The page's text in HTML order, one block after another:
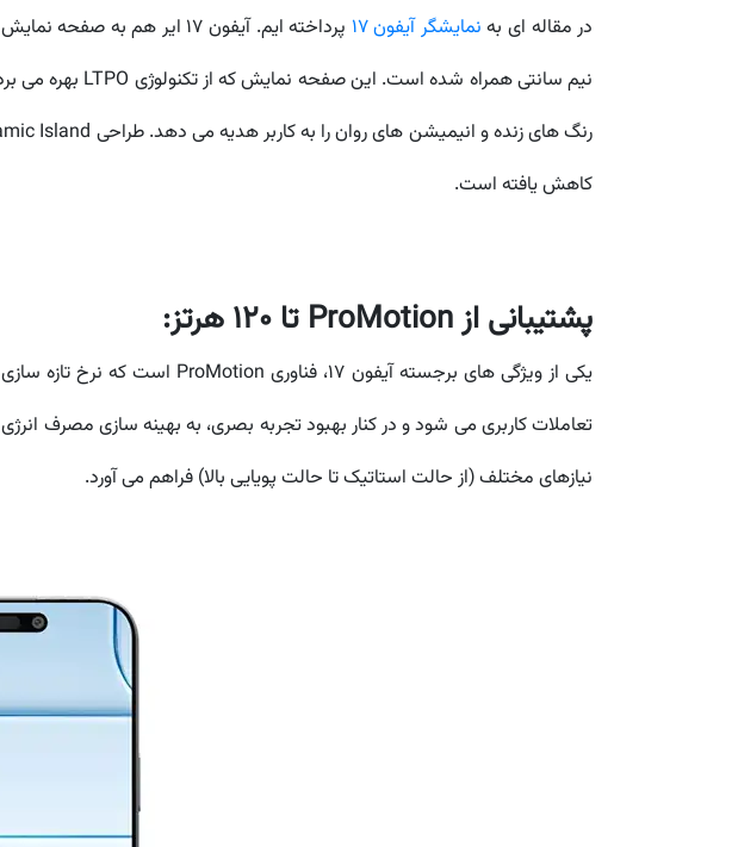
در مقاله ای به نمایشگر آیفون 17
کاهش یافته است.
پشتیبانی از ProMotion تا 120 هرتز:
نیازهای مختلف (از حالت استاتیک تا حالت پویایی بالا) فراهم می آورد.